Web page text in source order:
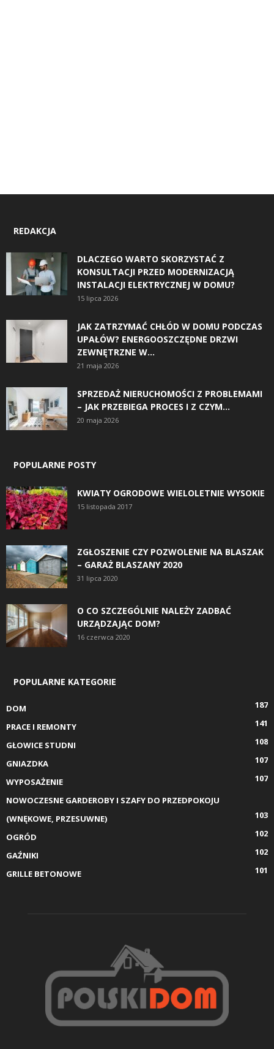
REDAKCJA
DLACZEGO WARTO SKORZYSTAĆ Z
KONSULTACJI PRZED MODERNIZACJĄ
INSTALACJI ELEKTRYCZNEJ W DOMU?
15 lipca 2026
JAK ZATRZYMAĆ CHŁÓD W DOMU PODCZAS
UPAŁÓW? ENERGOOSZCZĘDNE DRZWI
ZEWNĘTRZNE W...
21 maja 2026
SPRZEDAŻ NIERUCHOMOŚCI Z PROBLEMAMI
– JAK PRZEBIEGA PROCES I Z CZYM...
20 maja 2026
POPULARNE POSTY
KWIATY OGRODOWE WIELOLETNIE WYSOKIE
15 listopada 2017
ZGŁOSZENIE CZY POZWOLENIE NA BLASZAK
– GARAŻ BLASZANY 2020
31 lipca 2020
O CO SZCZEGÓLNIE NALEŻY ZADBAĆ
URZĄDZAJĄC DOM?
16 czerwca 2020
POPULARNE KATEGORIE
DOM
187
PRACE I REMONTY
141
GŁOWICE STUDNI
108
GNIAZDKA
107
WYPOSAŻENIE
107
NOWOCZESNE GARDEROBY I SZAFY DO PRZEDPOKOJU
(WNĘKOWE, PRZESUWNE)
103
OGRÓD
102
GAŹNIKI
102
GRILLE BETONOWE
101